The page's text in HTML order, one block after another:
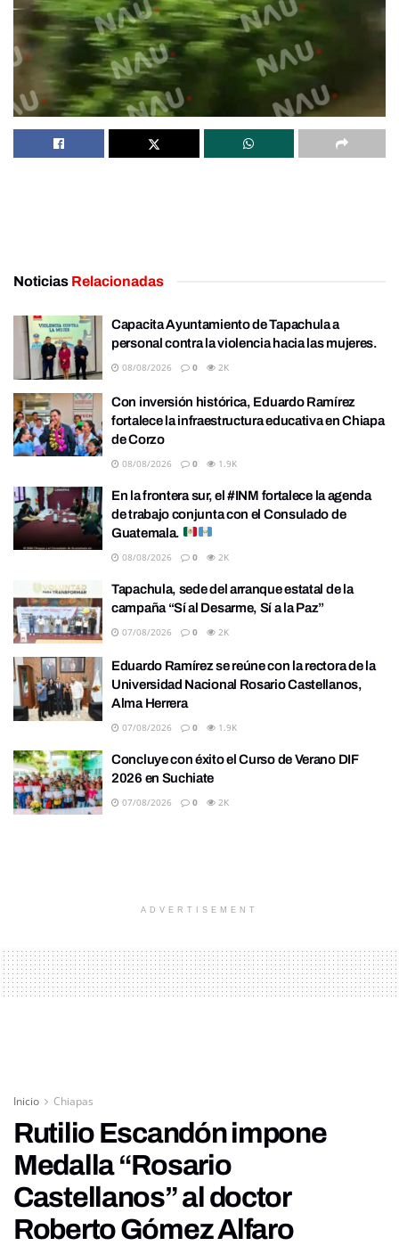
Noticias Relacionadas
Capacita Ayuntamiento de Tapachula a
personal contra la violencia hacia las mujeres.
08/08/2026 0 2K
Con inversión histórica, Eduardo Ramírez
fortalece la infraestructura educativa en Chiapa
de Corzo
08/08/2026 0 1.9K
En la frontera sur, el #INM fortalece la agenda
de trabajo conjunta con el Consulado de
Guatemala.
08/08/2026 0 2K
Tapachula, sede del arranque estatal de la
campaña “Sí al Desarme, Sí a la Paz”
07/08/2026 0 2K
Eduardo Ramírez se reúne con la rectora de la
Universidad Nacional Rosario Castellanos,
Alma Herrera
07/08/2026 0 1.9K
Concluye con éxito el Curso de Verano DIF
2026 en Suchiate
07/08/2026 0 2K
ADVERTISEMENT
Inicio Chiapas
Rutilio Escandón impone
Medalla “Rosario
Castellanos” al doctor
Roberto Gómez Alfaro